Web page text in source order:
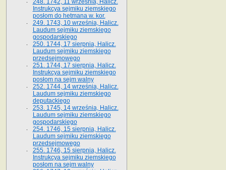
248. 1742, 11 września, Halicz.
Instrukcya sejmiku ziemskiego
posłom do hetmana w. kor.
249. 1743, 10 września, Halicz.
Laudum sejmiku ziemskiego
gospodarskiego
250. 1744, 17 sierpnia, Halicz.
Laudum sejmiku ziemskiego
przedsejmowego
251. 1744, 17 sierpnia, Halicz.
Instrukcya sejmiku ziemskiego
posłom na sejm walny
252. 1744, 14 września, Halicz.
Laudum sejmiku ziemskiego
deputackiego
253. 1745, 14 września, Halicz.
Laudum sejmiku ziemskiego
gospodarskiego
254. 1746, 15 sierpnia, Halicz.
Laudum sejmiku ziemskiego
przedsejmowego
255. 1746, 15 sierpnia, Halicz.
Instrukcya sejmiku ziemskiego
posłom na sejm walny